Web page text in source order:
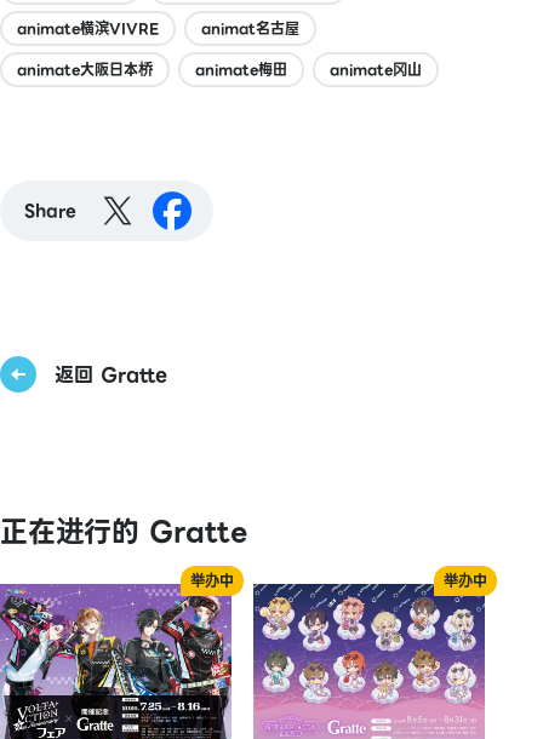
animate横滨VIVRE
animat名古屋
animate大阪日本桥
animate梅田 animate冈山
Share
返回 Gratte
正在进行的 Gratte